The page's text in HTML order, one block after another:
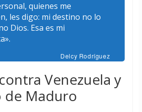
quienes me
les digo: mi destino no lo
Dios. Esa es mi
Delcy Rodríguez
Venezuela y
de Maduro